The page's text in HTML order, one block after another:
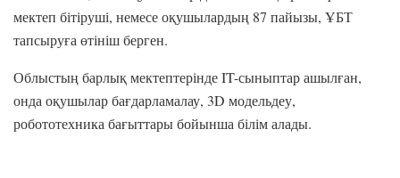
мектеп бітіруші, немесе оқушылардың 87 пайызы, ҰБТ
тапсыруға өтініш берген.
Облыстың барлық мектептерінде IT-сыныптар ашылған,
онда оқушылар бағдарламалау, 3D модельдеу,
робототехника бағыттары бойынша білім алады.